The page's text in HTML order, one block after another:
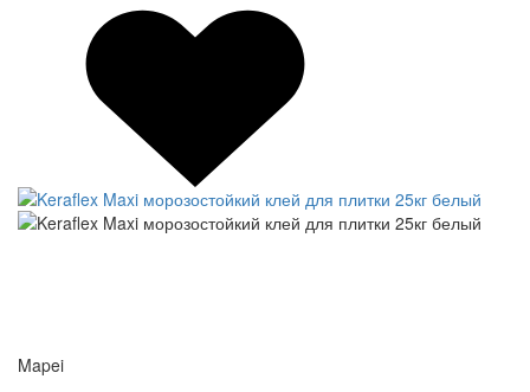
Mapei